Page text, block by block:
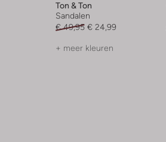
Ton & Ton
Sandalen
€ 49,95 € 24,99
+ meer kleuren